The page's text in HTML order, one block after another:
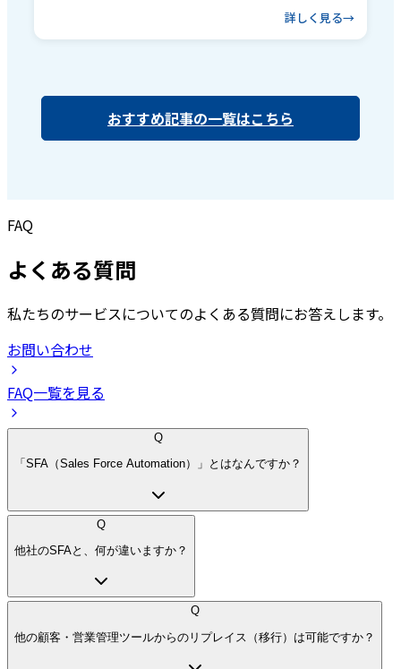
詳しく見る
おすすめ記事の一覧はこちら
FAQ
よくある質問
私たちのサービスについてのよくある質問にお答えします。
お問い合わせ
FAQ一覧を見る
Q
「SFA（Sales Force Automation）」とはなんですか？
Q
他社のSFAと、何が違いますか？
Q
他の顧客・営業管理ツールからのリプレイス（移行）は可能ですか？